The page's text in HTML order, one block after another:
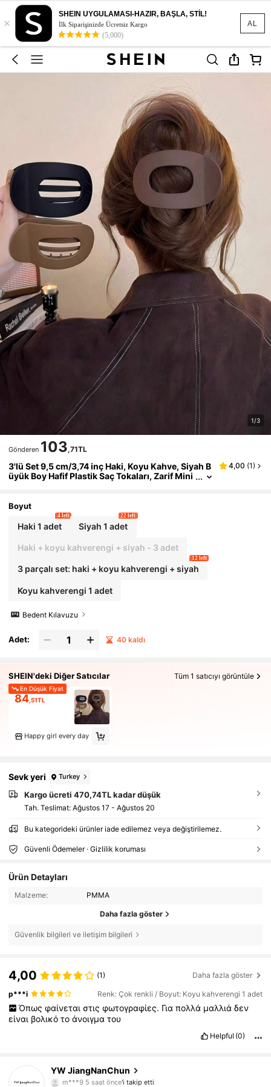
AL
×
SHEIN UYGULAMASI-HAZIR, BAŞLA, STİL!
İlk Siparişinizde Ücretsiz Kargo
(5,000)
1/3
Gönderen 103,71TL
3'lü Set 9,5 cm/3,74 inç Haki, Koyu Kahve, Siyah B
üyük Boy Hafif Plastik Saç Tokaları, Zarif Mini
sesuarları, Seyahat, Doğum Günü İçin Uygundur.
4,00 (1)
Boyut
Haki 1 adet
4 left
Siyah 1 adet
22 left
Haki + koyu kahverengi + siyah - 3 adet
3 parçalı set: haki + koyu kahverengi + siyah
12 left
Koyu kahverengi 1 adet
Bedent Kılavuzu
Adet: 40 kaldı
SHEIN'deki Diğer Satıcılar Tüm 1 satıcıyı görüntüle
En Düşük Fiyat
84,51TL
Happy girl every day
Sevk yeri Turkey
Kargo ücreti 470,74TL kadar düşük
Tah. Teslimat: Ağustos 17 - Ağustos 20
Bu kategorideki ürünler iade edilemez veya değiştirilemez.
Güvenli Ödemeler · Gizlilik koruması
Ürün Detayları
Malzeme: PMMA
Daha fazla göster
Güvenlik bilgileri ve iletişim bilgileri
4,00 (1) Daha fazla göster
p***i Renk: Çok renkli / Boyut: Koyu kahverengi 1 adet
Όπως φαίνεται στις φωτογραφίες. Για πολλά μαλλιά δεν
είναι βολικότοάνοιγματου
Helpful (0)
YW JiangNanChun
m***9 5 saat önce'i takip etti
w***agöz atıyor